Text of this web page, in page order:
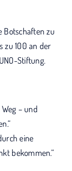
Botschaften zu
zu 100 an der
Stiftung.
– und
eine
bekommen.“